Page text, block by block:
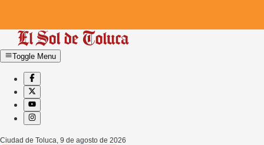
Toggle Menu
Ciudad de Toluca 9 de agosto de 2026